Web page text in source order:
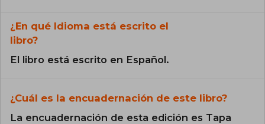
¿En qué Idioma está escrito el
libro?
El libro está escrito en Español.
¿Cuál es la encuadernación de este libro?
La encuadernación de esta edición es Tapa